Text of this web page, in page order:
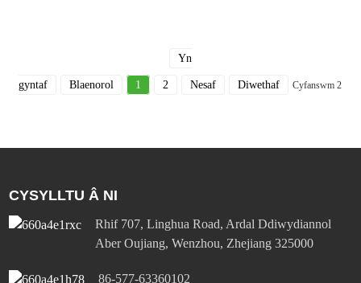
Yn
gyntaf Blaenorol 1 2 Nesaf Diwethaf Cyfanswm 2
CYSYLLTU Â NI
Rhif 707, Linghua Road, Ardal Ddiwydiannol
Aber Oujiang, Wenzhou, Zhejiang 325000
86-577-63360102